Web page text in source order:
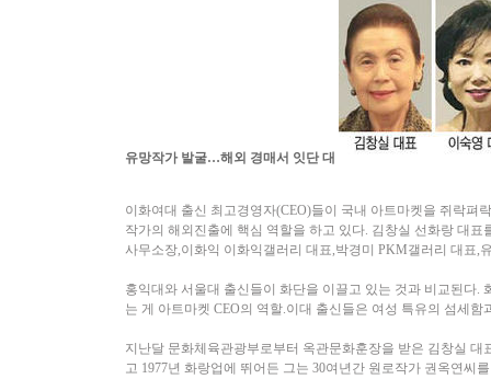
유망작가 발굴…해외 경매서 잇단 대
이화여대 출신 최고경영자(CEO)들이 국내 아트마켓을 쥐락펴
작가의 해외진출에 핵심 역할을 하고 있다. 김창실 선화랑 대
사무소장,이화익 이화익갤러리 대표,박경미 PKM갤러리 대표,
홍익대와 서울대 출신들이 화단을 이끌고 있는 것과 비교된다
는 게 아트마켓 CEO의 역할.이대 출신들은 여성 특유의 섬세
지난달 문화체육관광부로부터 옥관문화훈장을 받은 김창실
고 1977년 화랑업에 뛰어든 그는 30여년간 원로작가 권옥연씨